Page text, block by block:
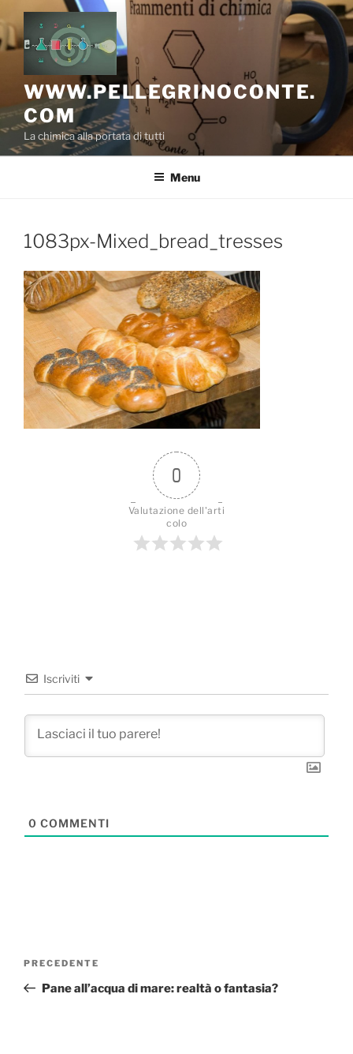
Salta
al
contenuto
WWW.PELLEGRINOCONTE.
COM
La chimica alla portata di tutti
Menu
1083px-Mixed_bread_tresses
0
Valutazione dell'arti
colo
Iscriviti
0 COMMENTI
Navigazione
Articolo
precedente:
PRECEDENTE
Pane all’acqua di mare: realtà o fantasia?